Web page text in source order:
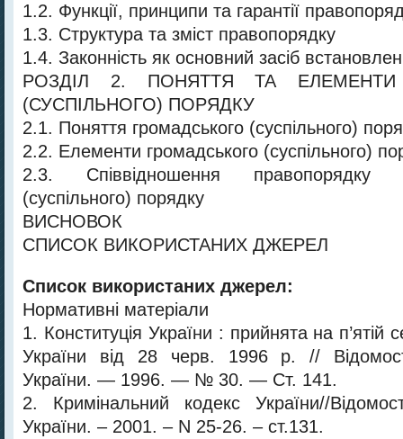
1.2. Функції, принципи та гарантії
1.3. Структура та зміст правопорядку
1.4. Законність як основний засіб
РОЗДІЛ 2. ПОНЯТТЯ ТА ЕЛЕМЕНТИ
(СУСПІЛЬНОГО) ПОРЯДКУ
2.1. Поняття громадського (суспільного)
2.2. Елементи громадського (суспільного)
2.3. Співвідношення правопорядку
(суспільного) порядку
ВИСНОВОК
СПИСОК ВИКОРИСТАНИХ ДЖЕРЕЛ
Список використаних джерел:
Нормативні матеріали
1. Конституція України : прийнята на п’ятій
України від 28 черв. 1996 р. //
України. — 1996. — № 30. — Ст. 141.
2. Кримінальний кодекс України//
України. – 2001. – N 25-26. – ст.131.